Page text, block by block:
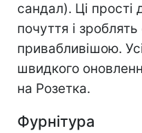
сандал). Ці прості
почуття і
привабливішою.
швидкого
на Розетка.
Фурнітура